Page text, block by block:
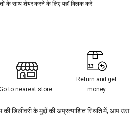
के साथ शेयर करने के लिए यहाँ क्लिक करें
Go to nearest store
Return and get
money
डिलीवरी के मुद्दों की अप्रत्याशित स्थिति में, आप उस